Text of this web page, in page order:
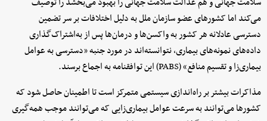
می‌کند اما کشورهای عضو سازمان ملل به دلیل اختلافات بر سر تضمین
دسترسی عادلانه هر کشور به واکسن‌ها و درمان‌ها پس از به‌اشتراک‌گذاری
داده‌های نمونه‌های بیماری، نتوانسته‌اند در مورد جنبه «دسترسی به عوامل
بیماری‌زا و تقسیم منافع» (PABS) این توافقنامه به اجماع برسند.
مذاکرات بیشتر بر راه‌اندازی سیستمی متمرکز است تا اطمینان حاصل شود که
کشورها می‌توانند به سرعت عوامل بیماری‌زایی که می‌توانند موجب همه‌گیری